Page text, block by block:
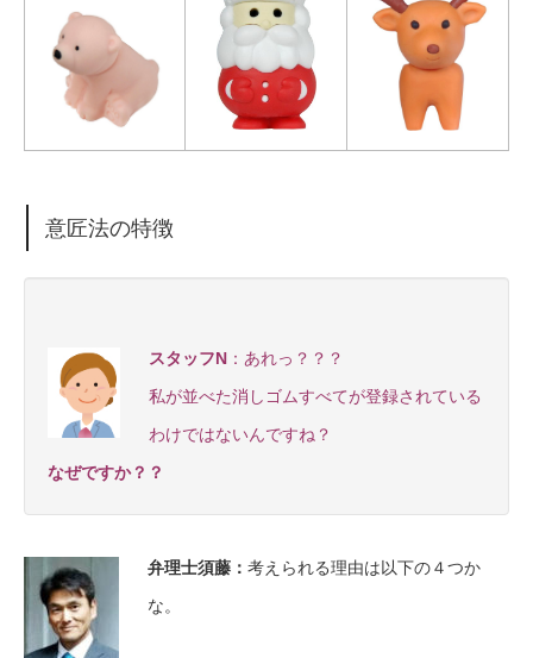
意匠法の特徴
スタッフN ：あれっ？？？
私が並べた消しゴムすべてが登録されている
わけではないんですね？
なぜですか？？
弁理士須藤 ： 考えられる理由は以下の４つか
な。